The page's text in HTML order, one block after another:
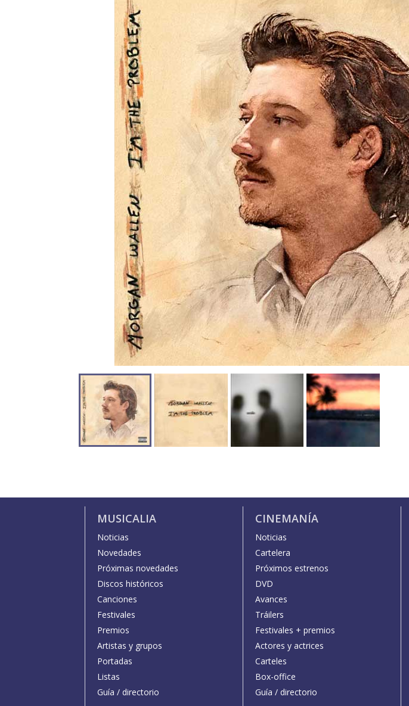
MUSICALIA
Noticias
Novedades
Próximas novedades
Discos históricos
Canciones
Festivales
Premios
Artistas y grupos
Portadas
Listas
Guía / directorio
CINEMANÍA
Noticias
Cartelera
Próximos estrenos
DVD
Avances
Tráilers
Festivales + premios
Actores y actrices
Carteles
Box-office
Guía / directorio